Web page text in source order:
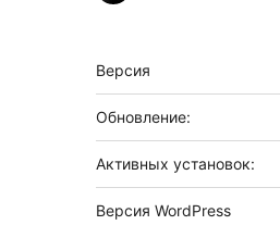
Мета
Версия
Обновление:
Активных установок:
Версия WordPress